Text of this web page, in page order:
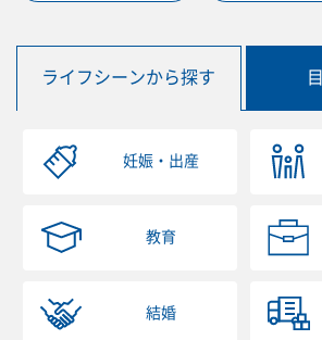
ライフシーンから探す
妊娠・出産
教育
結婚